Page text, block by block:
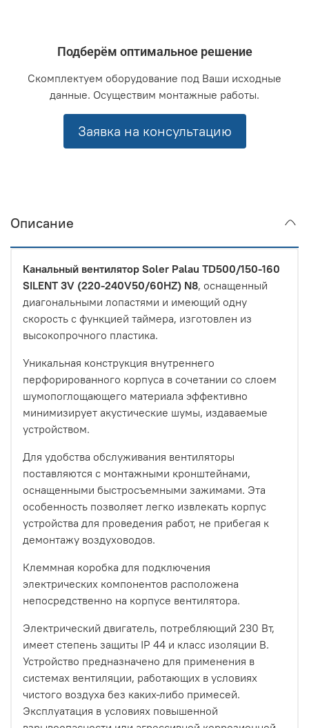
Подберём оптимальное решение
Скомплектуем оборудование под Ваши исходные
данные. Осуществим монтажные работы.
Заявка на консультацию
Описание
Канальный вентилятор Soler Palau TD500/150-160
SILENT 3V (220-240V50/60HZ) N8, оснащенный
диагональными лопастями и имеющий одну
скорость с функцией таймера, изготовлен из
высокопрочного пластика.
Уникальная конструкция внутреннего
перфорированного корпуса в сочетании со слоем
шумопоглощающего материала эффективно
минимизирует акустические шумы, издаваемые
устройством.
Для удобства обслуживания вентиляторы
поставляются с монтажными кронштейнами,
оснащенными быстросъемными зажимами. Эта
особенность позволяет легко извлекать корпус
устройства для проведения работ, не прибегая к
демонтажу воздуховодов.
Клеммная коробка для подключения
электрических компонентов расположена
непосредственно на корпусе вентилятора.
Электрический двигатель, потребляющий 230 Вт,
имеет степень защиты IP 44 и класс изоляции В.
Устройство предназначено для применения в
системах вентиляции, работающих в условиях
чистого воздуха без каких-либо примесей.
Эксплуатация в условиях повышенной